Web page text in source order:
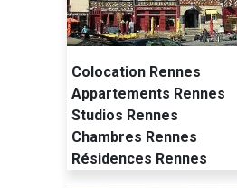
Colocation Rennes
Appartements Rennes
Studios Rennes
Chambres Rennes
Résidences Rennes